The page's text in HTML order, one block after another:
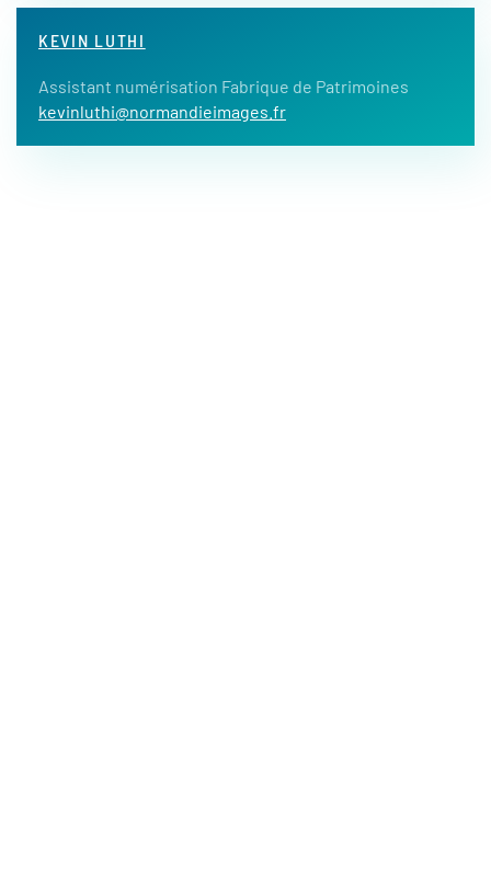
KEVIN LUTHI
Assistant numérisation Fabrique de Patrimoines
kevinluthi@normandieimages.fr